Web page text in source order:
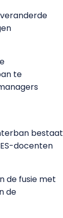
te
bestaat
docenten
de fusie met
de